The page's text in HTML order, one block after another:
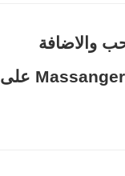
والاضافة
على